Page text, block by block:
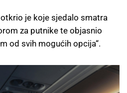
je koje sjedalo smatra
za putnike te objasnio
od svih mogućih opcija“.